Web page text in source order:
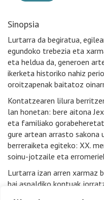
Sinopsia
Lurtarra da begiratua,
egundoko trebezia eta
eta heldua da, generoen
ikerketa historiko nahiz
oroitzapenak baitatoz
Kontatzearen lilura
lan honetan: bere aitona
eta familiako
gure artean arrasto sakona
berreraiketa egiteko: XX.
soinu-jotzaile eta
Lurtarra izan arren xarmaz
bai aspaldiko kontuak